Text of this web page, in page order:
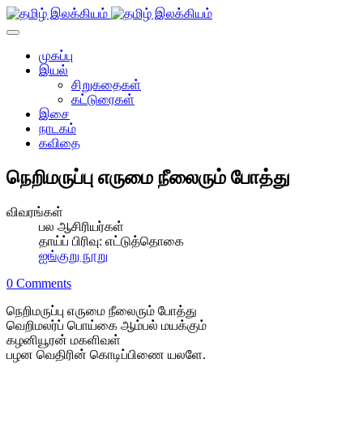
முகப்பு
இயல்
சிறுகதைகள்
கட்டுரைகள்
இசை
நாடகம்
கவிதை
நெறிமருப்பு எருமை நீலைரும் போத்து
விவரங்கள்
பல ஆசிரியர்கள்
தாய்ப் பிரிவு: எட்டுத்தொகை
ஐங்குறு நூறு
0 Comments
நெறிமருப்பு எருமை நீலைரும் போத்து
வெறிமலர்ப் பொய்கை ஆம்பல் மயக்கும்
கழனியூரன் மகளிவள்
பழன வெதிரின் கொடிப்பிணை யலளே.